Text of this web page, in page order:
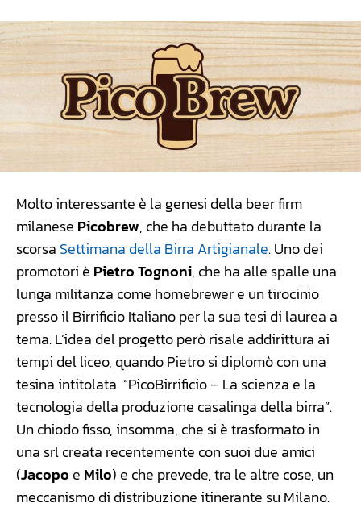
Molto interessante è la genesi della beer firm
milanese Picobrew, che ha debuttato durante la
scorsa Settimana della Birra Artigianale. Uno dei
promotori è Pietro Tognoni, che ha alle spalle una
lunga militanza come homebrewer e un tirocinio
presso il Birrificio Italiano per la sua tesi di laurea a
tema. L’idea del progetto però risale addirittura ai
tempi del liceo, quando Pietro si diplomò con una
tesina intitolata “PicoBirrificio – La scienza e la
tecnologia della produzione casalinga della birra”.
Un chiodo fisso, insomma, che si è trasformato in
una srl creata recentemente con suoi due amici
(Jacopo e Milo) e che prevede, tra le altre cose, un
meccanismo di distribuzione itinerante su Milano.